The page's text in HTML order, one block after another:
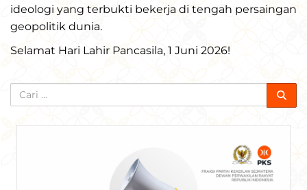
ideologi yang terbukti bekerja di tengah persaingan
geopolitik dunia.
Selamat Hari Lahir Pancasila, 1 Juni 2026!